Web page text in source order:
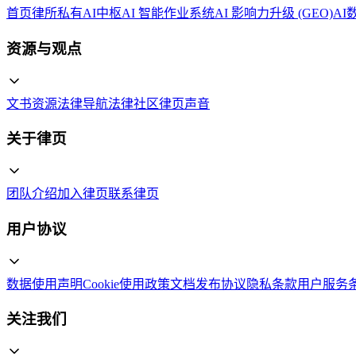
首页律所私有AI中枢AI 智能作业系统AI 影响力升级 (GEO)AI
资源与观点
文书资源法律导航法律社区律页声音
关于律页
团队介绍加入律页联系律页
用户协议
数据使用声明Cookie使用政策文档发布协议 隐私条款用户服务
关注我们